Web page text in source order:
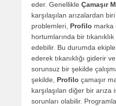
eder. Genellikle Çamaşır
karşılaşılan arızalardan
problemleri, Profilo marka
hortumlarında bir
edebilir. Bu durumda
ederek tıkanıklığı giderir
sorunsuz bir şekilde
şekilde, Profilo çamaşır
karşılaşılan diğer bir
sorunları olabilir.